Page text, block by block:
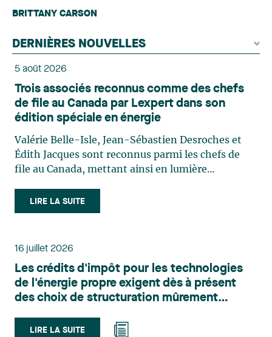
BRITTANY CARSON
DERNIÈRES NOUVELLES
5 août 2026
Trois associés reconnus comme des chefs
de file au Canada par Lexpert dans son
édition spéciale en énergie
Valérie Belle-Isle, Jean-Sébastien Desroches et
Édith Jacques sont reconnus parmi les chefs de
file au Canada, mettant ainsi en lumière
le domaine du droit des technologies. Valérie
Belle-Isle est associée au sein du groupe de droit
principalement sur le droit de l’environnement,
du territoire. Elle conseille et représente une
clientèle publique et privée dans le cadre d’enjeux
touchant notamment les obligations
et de permis, l’application et la contestation de
LIRE LA SUITE
16 juillet 2026
Les crédits d'impôt pour les technologies
de l'énergie propre exigent dès à présent
des choix de structuration mûrement
LIRE LA SUITE